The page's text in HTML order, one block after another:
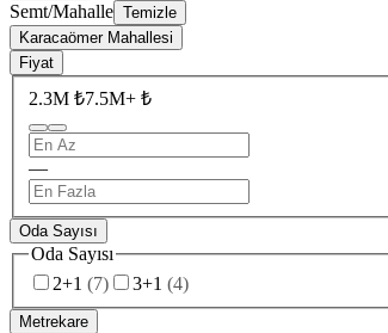
Semt/Mahalle Temizle
Karacaömer Mahallesi
Fiyat
2.3M ₺7.5M+ ₺
—
Oda Sayısı
Oda Sayısı
2+1 (7) 3+1 (4)
Metrekare